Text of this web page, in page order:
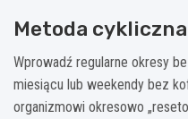
Metoda cykliczna
Wprowadź regularne okresy
miesiącu lub weekendy bez
organizmowi okresowo